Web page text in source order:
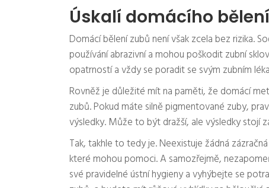
Úskalí domácího
Domácí bělení zubů není však zcela bez rizika.
používání abrazivní a mohou poškodit zubní
opatrností a vždy se poradit se svým zubním
Rovněž je důležité mít na paměti, že domácí
zubů. Pokud máte silně pigmentované zuby,
výsledky. Může to být dražší, ale výsledky stojí
Tak, takhle to tedy je. Neexistuje žádná
které mohou pomoci. A samozřejmě,
své pravidelné ústní hygieny a vyhýbejte se